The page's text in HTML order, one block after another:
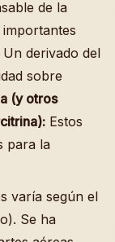
de la
Un derivado del
sobre
(y otros
Estos
para la
varía según el
Se ha